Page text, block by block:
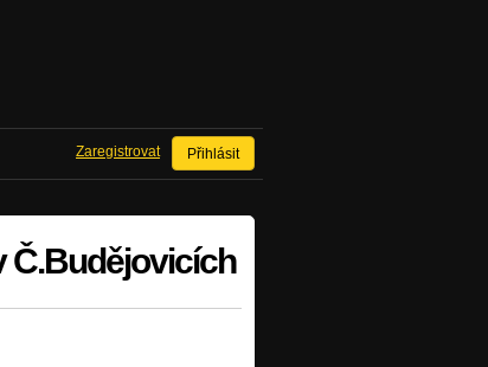
Přihlásit
Zaregistrovat
Č.Budějovicích